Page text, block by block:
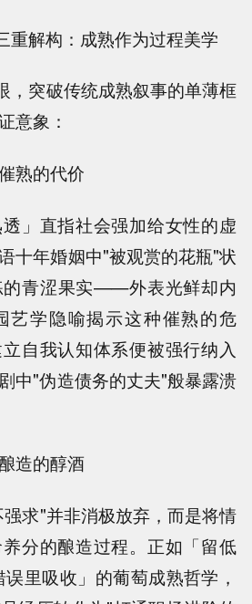
重解构：成熟作为过程美学
，突破传统成熟叙事的单薄框
意象：
熟的代价
透」直指社会强加给女性的虚
十年婚姻中"被观赏的花瓶"状
的青涩果实——外表光鲜却内
艺学隐喻揭示这种催熟的危
自我认知体系便被强行纳入
中"伪造债务的丈夫"般暴露溃
造的醇酒
求"并非消极放弃，而是将情
分的酿造过程。正如「留低
里吸收」的葡萄成熟哲学，